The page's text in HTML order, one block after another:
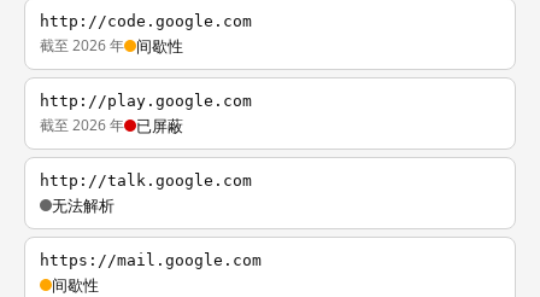
http://code.google.com
截至 2026 年 间歇性
http://play.google.com
截至 2026 年 已屏蔽
http://talk.google.com
无法解析
https://mail.google.com
间歇性